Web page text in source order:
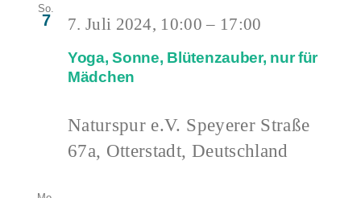
So.
7
Yoga, Sonne, Blütenzauber, nur für
Mädchen
7. Juli 2024, 10:00 – 17:00
Naturspur e.V. Speyerer Straße
67a, Otterstadt, Deutschland